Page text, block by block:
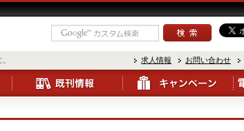
求人情報 お問い合わせ